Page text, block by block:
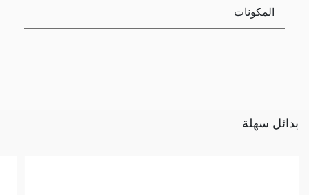
المكونات
بدائل سهلة